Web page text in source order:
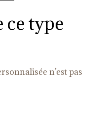
ce type
n’est pas